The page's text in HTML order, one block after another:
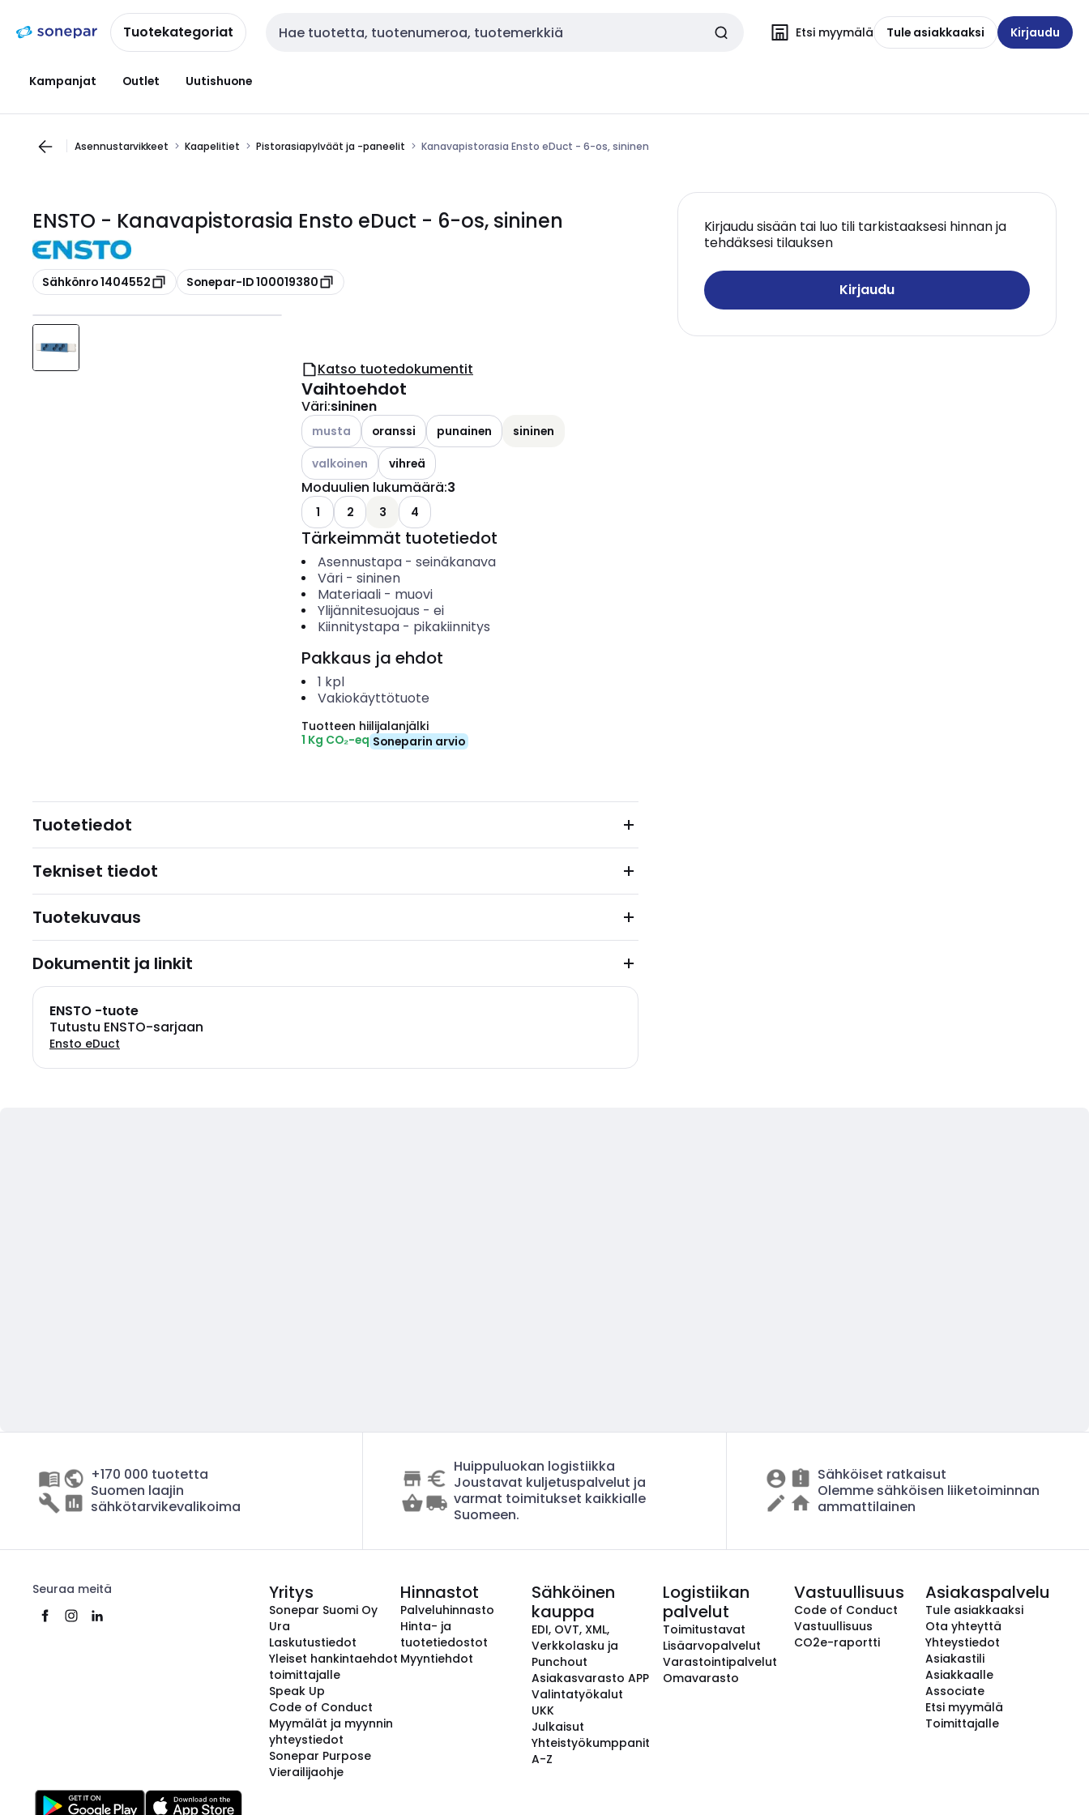
navigointiinsisältöönTuotekategoriat Haku Etsi myymälä Tule asiakkaaksi Kirjaudu
Kampanjat Outlet Uutishuone
Asennustarvikkeet Kaapelitiet Pistorasiapylväät ja -paneelit Kanavapistorasia Ensto eDuct - 6-os, sininen
ENSTO - Kanavapistorasia Ensto eDuct - 6-os, sininen
Kopioi
Sähkönro 1404552 Kopioi
Sonepar-ID 100019380
Kirjaudu sisään tai luo tili tarkistaaksesi hinnan ja
tehdäksesi tilauksen
Kirjaudu
Katso tuotedokumentit
Vaihtoehdot
Väri:sininen
Katso käytettävissä olevat vaihtoehdot
musta oranssi punainen
sininen
Katso käytettävissä olevat vaihtoehdot
valkoinen vihreä
Moduulien lukumäärä:3
1 2 3 4
Tärkeimmät tuotetiedot
Asennustapa- seinäkanava
Väri- sininen
Materiaali- muovi
Ylijännitesuojaus - ei
Kiinnitystapa- pikakiinnitys
Pakkaus ja ehdot
1 kpl
Vakiokäyttötuote
Tuotteen hiilijalanjälki
1 Kg CO₂-eq Soneparin arvio
Tuotetiedot
Tekniset tiedot
Tuotekuvaus
Dokumentit ja linkit
ENSTO -tuote
Tutustu ENSTO-sarjaan
Ensto eDuct
+170 000 tuotetta
Suomen laajin
sähkötarvikevalikoima
Huippuluokan logistiikka
Joustavat kuljetuspalvelut ja
varmat toimitukset kaikkialle
Suomeen.
Sähköiset ratkaisut
Olemme sähköisen liiketoiminnan
ammattilainen
Seuraa meitä Yritys
Sonepar Suomi Oy
Ura
Laskutustiedot
Yleiset hankintaehdot
toimittajalle
Speak Up
Code of Conduct
Myymälät ja myynnin
yhteystiedot
Sonepar Purpose
Vierailijaohje
Hinnastot
Palveluhinnasto
Hinta- ja
tuotetiedostot
Myyntiehdot
Sähköinen
kauppa
EDI, OVT, XML,
Verkkolasku ja
Punchout
Asiakasvarasto APP
Valintatyökalut
UKK
Julkaisut
Yhteistyökumppanit
A-Z
Logistiikan
palvelut
Toimitustavat
Lisäarvopalvelut
Varastointipalvelut
Omavarasto
Vastuullisuus
Code of Conduct
Vastuullisuus
CO2e-raportti
Asiakaspalvelu
Tule asiakkaaksi
Ota yhteyttä
Yhteystiedot
Asiakastili
Asiakkaalle
Associate
Etsi myymälä
Toimittajalle